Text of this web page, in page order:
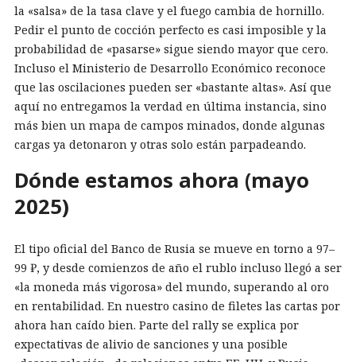
la «salsa» de la tasa clave y el fuego cambia de hornillo.
Pedir el punto de cocción perfecto es casi imposible y la
probabilidad de «pasarse» sigue siendo mayor que cero.
Incluso el Ministerio de Desarrollo Económico reconoce
que las oscilaciones pueden ser «bastante altas». Así que
aquí no entregamos la verdad en última instancia, sino
más bien un mapa de campos minados, donde algunas
cargas ya detonaron y otras solo están parpadeando.
Dónde estamos ahora (mayo
2025)
El tipo oficial del Banco de Rusia se mueve en torno a 97–
99 ₽, y desde comienzos de año el rublo incluso llegó a ser
«la moneda más vigorosa» del mundo, superando al oro
en rentabilidad. En nuestro casino de filetes las cartas por
ahora han caído bien. Parte del rally se explica por
expectativas de alivio de sanciones y una posible